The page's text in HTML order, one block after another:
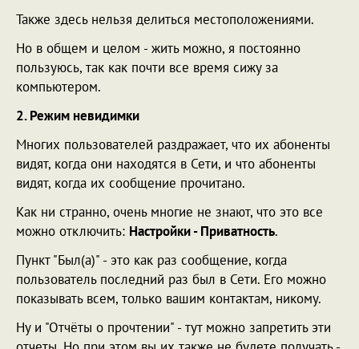
Также здесь нельзя делиться местоположениями.
Но в общем и целом - жить можно, я постоянно
пользуюсь, так как почти все время сижу за
компьютером.
2. Режим невидимки
Многих пользователей раздражает, что их абоненты
видят, когда они находятся в Сети, и что абоненты
видят, когда их сообщение прочитано.
Как ни странно, очень многие не знают, что это все
можно отключить: Настройки - Приватность.
Пункт "Был(а)" - это как раз сообщение, когда
пользователь последний раз был в Сети. Его можно
показывать всем, только вашим контактам, никому.
Ну и "Отчёты о прочтении" - тут можно запретить эти